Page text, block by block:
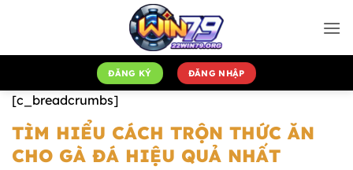
ĐĂNG KÝ ĐĂNG NHẬP
[c_breadcrumbs]
TÌM HIỂU CÁCH TRỘN THỨC ĂN
CHO GÀ ĐÁ HIỆU QUẢ NHẤT